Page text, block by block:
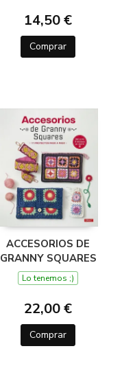
14,50 €
Comprar
ACCESORIOS DE
GRANNY SQUARES
Lo tenemos ;)
22,00 €
Comprar